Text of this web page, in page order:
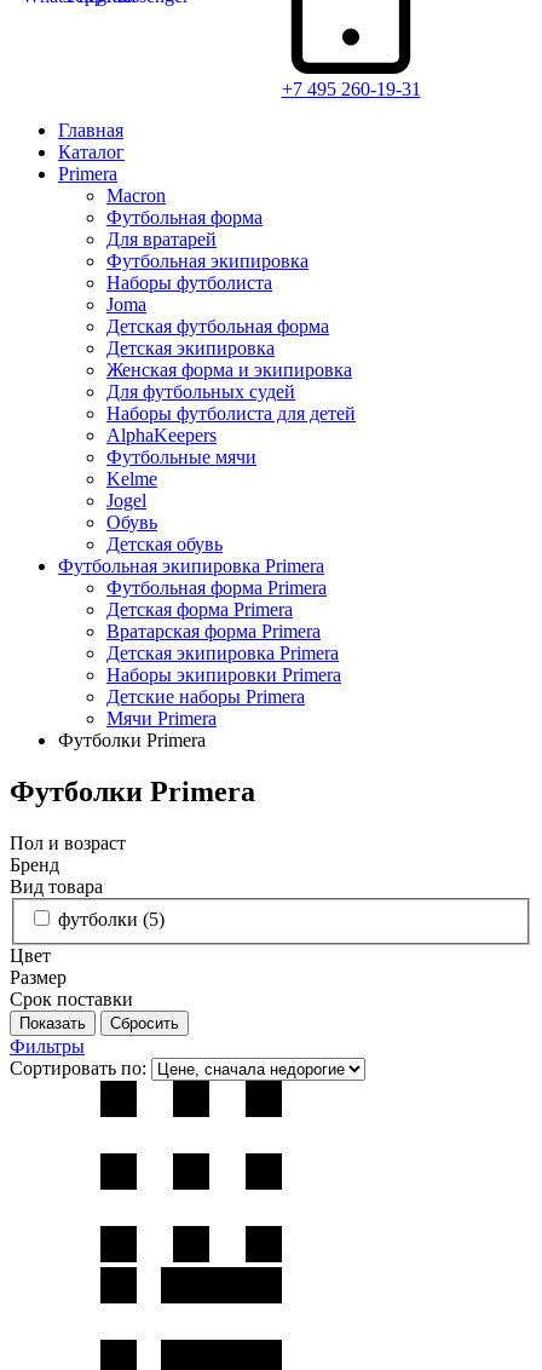
+7 495 260-19-31
Главная
Каталог
Primera
Macron
Футбольная форма
Для вратарей
Футбольная экипировка
Наборы футболиста
Joma
Детская футбольная форма
Детская экипировка
Женская форма и экипировка
Для футбольных судей
Наборы футболиста для детей
AlphaKeepers
Футбольные мячи
Kelme
Jogel
Обувь
Детская обувь
Футбольная экипировка Primera
Футбольная форма Primera
Детская форма Primera
Вратарская форма Primera
Детская экипировка Primera
Наборы экипировки Primera
Детские наборы Primera
Мячи Primera
Футболки Primera
Футболки Primera
Пол и возраст
Бренд
Вид товара
футболки (5)
Цвет
Размер
Срок поставки
Фильтры
Сортировать по: